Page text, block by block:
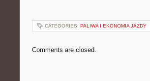
CATEGORIES: PALIWA I EKONOMIA JAZDY
Comments are closed.